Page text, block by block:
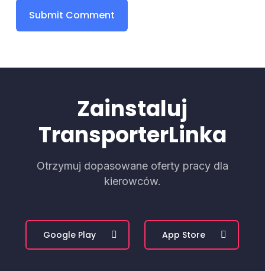
Zainstaluj
TransporterLinka
Otrzymuj dopasowane oferty pracy dla
kierowców.
Google Play App Store